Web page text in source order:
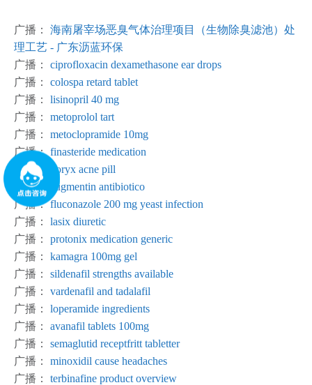
广播：
海南屠宰场恶臭气体治理项目（生物除臭滤池）处
理工艺 - 广东沥蓝环保
广播：
ciprofloxacin dexamethasone ear drops
广播：
colospa retard tablet
广播：
lisinopril 40 mg
广播：
metoprolol tart
广播：
metoclopramide 10mg
广播： finasteride medication
广播：
doryx acne pill
广播：
augmentin antibiotico
广播： fluconazole 200 mg yeast infection
广播：
lasix diuretic
广播：
protonix medication generic
广播：
kamagra 100mg gel
广播：
sildenafil strengths available
广播：
vardenafil and tadalafil
广播：
loperamide ingredients
广播：
avanafil tablets 100mg
广播：
semaglutid receptfritt tabletter
广播：
minoxidil cause headaches
广播：
terbinafine product overview